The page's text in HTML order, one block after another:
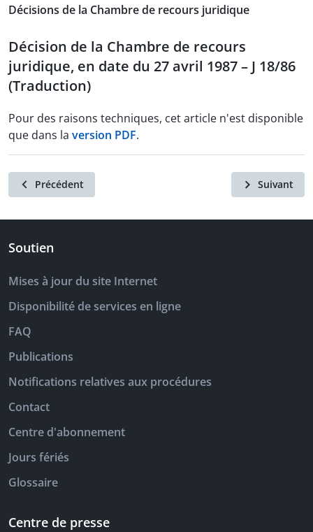
Décisions de la Chambre de recours juridique
Décision de la Chambre de recours
juridique, en date du 27 avril 1987 – J 18/86
(Traduction)
Pour des raisons techniques, cet article n'est disponible
que dans la version PDF.
Précédent Suivant
Soutien
Mises à jour du site Internet
Disponibilité de services en ligne
FAQ
Publications
Notifications relatives aux procédures
Contact
Centre d'abonnement
Jours fériés
Glossaire
Centre de presse